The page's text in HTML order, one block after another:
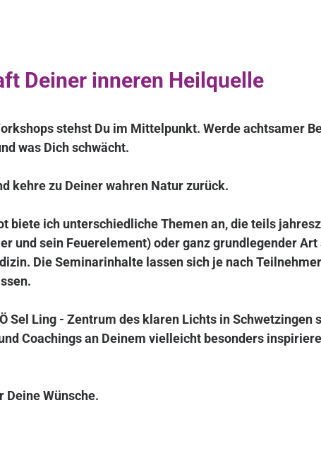
Deiner inneren Heilquelle
stehst Du im Mittelpunkt. Werde achtsamer
was Dich schwächt.
kehre zu Deiner wahren Natur zurück.
biete ich unterschiedliche Themen an, die teils
und sein Feuerelement) oder ganz grundlegender Art
Die Seminarinhalte lassen sich je nach
Sel Ling - Zentrum des klaren Lichts in Schwetzingen
Coachings an Deinem vielleicht besonders
Deine Wünsche.